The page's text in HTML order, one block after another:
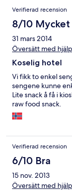
Verifierad recension
8/10 Mycket
31 mars 2014
Översätt med
Koselig hotel
Vi fikk to enkel
sengene kunne
Lite snack å få i
raw food snack.
Verifierad recension
6/10 Bra
15 nov. 2013
Översätt med